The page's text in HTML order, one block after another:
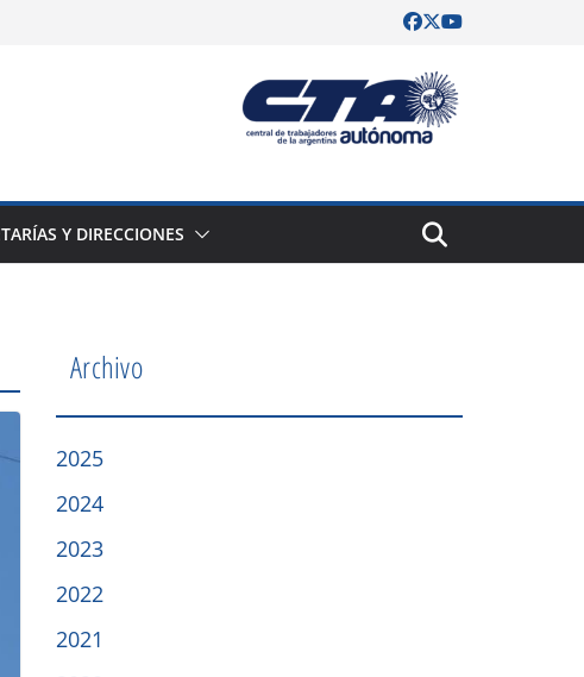
Y DIRECCIONES
Archivo
2025
2024
2023
2022
2021